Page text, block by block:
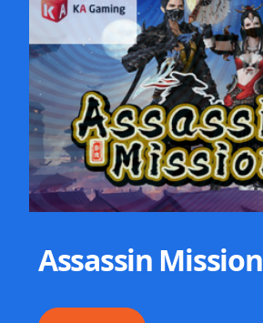
Assassin Mission